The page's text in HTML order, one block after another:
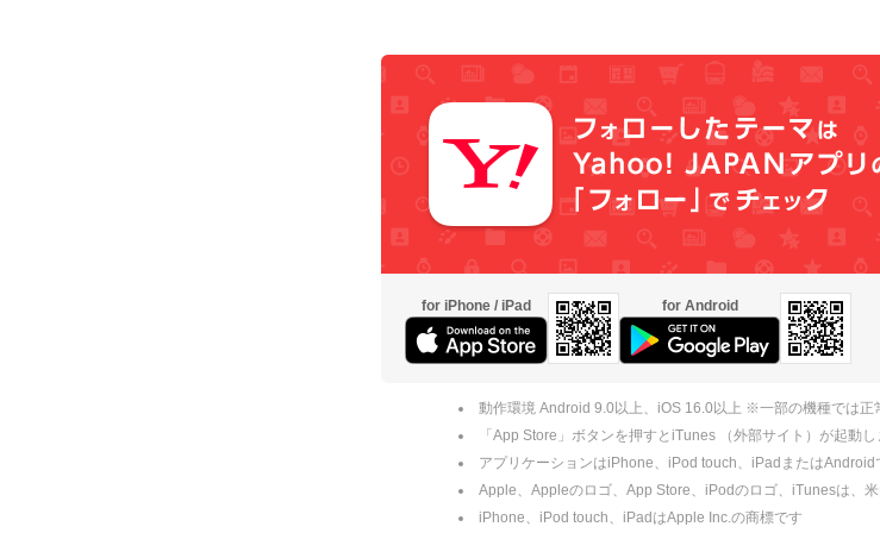
for iPhone / iPad for Android
動作環境 Android 9.0以上、iOS 16.0以上 ※一部の機種では正
「App Store」ボタンを押すとiTunes （外部サイト）が起動し
アプリケーションはiPhone、iPod touch、iPadまたはAndroid
Apple、Appleのロゴ、App Store、iPodのロゴ、iTunesは、
iPhone、iPod touch、iPadはApple Inc.の商標です